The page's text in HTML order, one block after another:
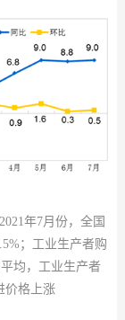
年7月份，全国
；工业生产者购
均，工业生产者
价格上涨